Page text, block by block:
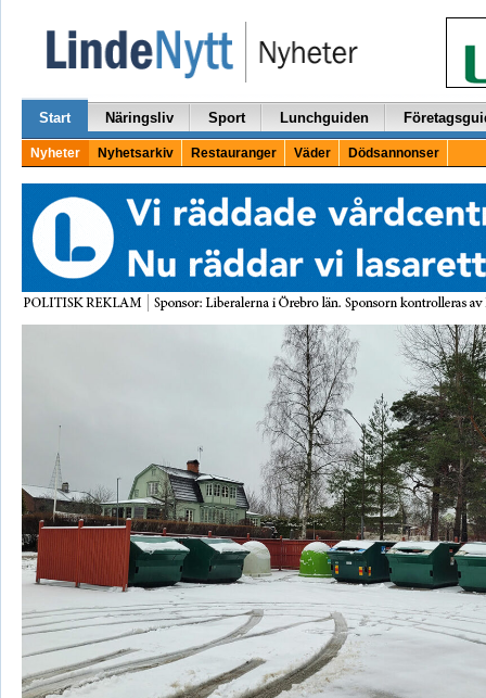
Start Näringsliv Sport Lunchguiden
Nyheter Nyhetsarkiv Restauranger Väder Dödsannonser